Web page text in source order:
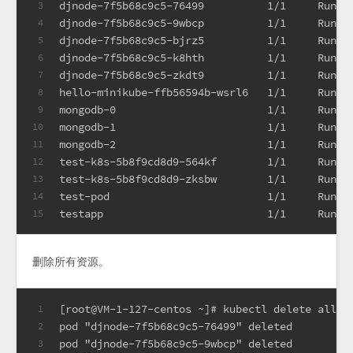
3
4
5
6
7
8
9
10
11
12
13
14
15
djnode-7f5b68c9c5-76499          1/1
djnode-7f5b68c9c5-9wbcp          1/1
djnode-7f5b68c9c5-bjrz5          1/1
djnode-7f5b68c9c5-k8hth          1/1
djnode-7f5b68c9c5-zkdt9          1/1
hello-minikube-ffb56594b-wsrl6   1/1
mongodb-0                        1/1
mongodb-1                        1/1
mongodb-2                        1/1
test-k8s-5b8f9cd8d9-564kf        1/1
test-k8s-5b8f9cd8d9-zksbw        1/1
test-pod                         1/1
testapp                          1/1
删除所有资源。
1
2
3
[root@VM-1-127-centos ~]# kubectl delete all
pod "djnode-7f5b68c9c5-76499" deleted
pod "djnode-7f5b68c9c5-9wbcp" deleted